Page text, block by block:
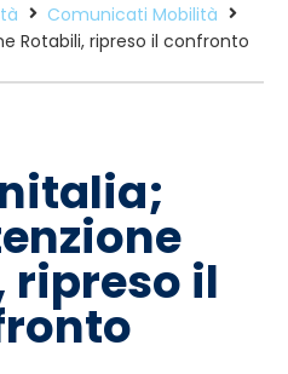
Comunicati Mobilità
Rotabili, ripreso il confronto
ripreso il